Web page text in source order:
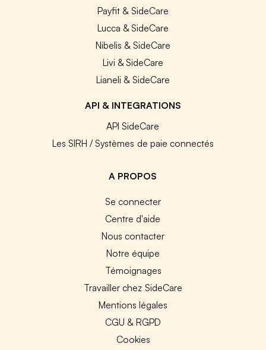
Payfit & SideCare
Lucca & SideCare
Nibelis & SideCare
Livi & SideCare
Lianeli & SideCare
API & INTEGRATIONS
API SideCare
Les SIRH / Systèmes de paie connectés
A PROPOS
Se connecter
Centre d'aide
Nous contacter
Notre équipe
Témoignages
Travailler chez SideCare
Mentions légales
CGU & RGPD
Cookies